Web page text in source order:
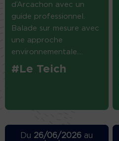
d’Arcachon avec un
guide professionnel.
Balade sur mesure avec
une approche
environnementale....
#Le Teich
Du 26/06/2026 au